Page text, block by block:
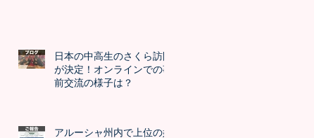
日本の中高生のさくら訪問
が決定！オンラインでの事
前交流の様子は？
アルーシャ州内で上位の好